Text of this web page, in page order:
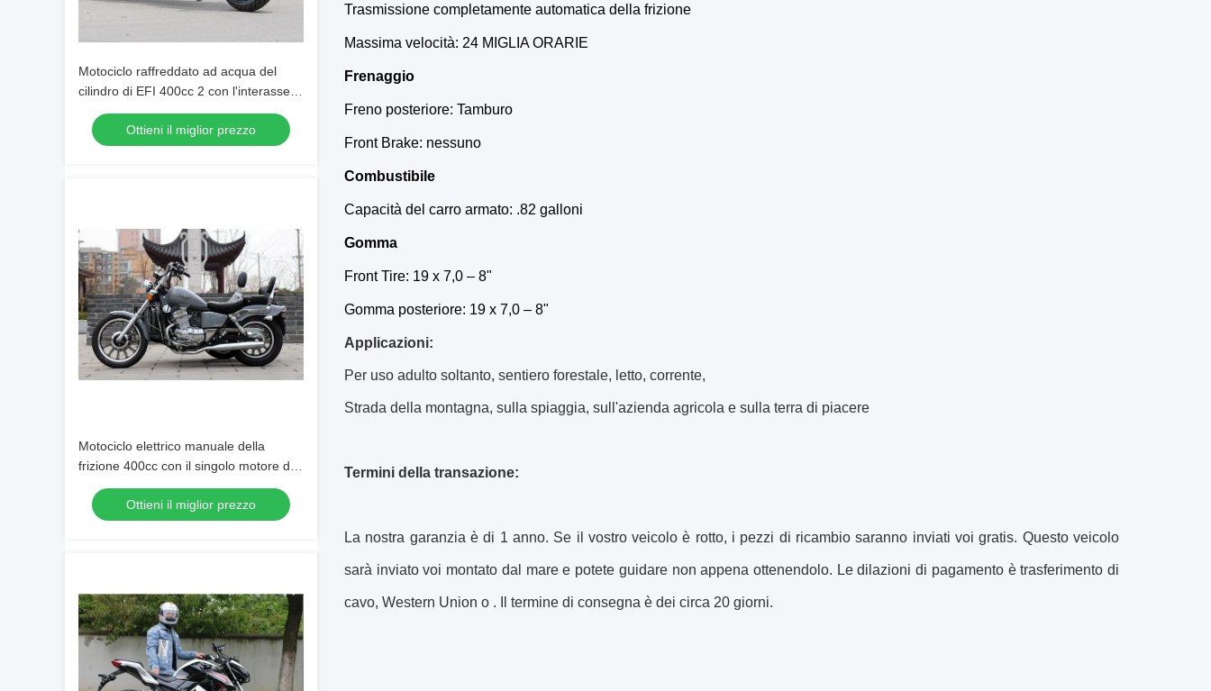
Motociclo raffreddato ad acqua del
cilindro di EFI 400cc 2 con l'interasse di
1430mm
Ottieni il miglior prezzo
Motociclo elettrico manuale della
frizione 400cc con il singolo motore del
cilindro del sidecar
Ottieni il miglior prezzo
Trasmissione completamente automatica della frizione
Massima velocità: 24 MIGLIA ORARIE
Frenaggio
Freno posteriore: Tamburo
Front Brake: nessuno
Combustibile
Capacità del carro armato: .82 galloni
Gomma
Front Tire: 19 x 7,0 – 8"
Gomma posteriore: 19 x 7,0 – 8"
Applicazioni:
Per uso adulto soltanto, sentiero forestale, letto, corrente,
Strada della montagna, sulla spiaggia, sull'azienda agricola e sulla terra di piacere
Termini della transazione:
La nostra garanzia è di 1 anno. Se il vostro veicolo è rotto, i pezzi di ricambio saranno inviati voi gratis. Questo veicolo
sarà inviato voi montato dal mare e potete guidare non appena ottenendolo. Le dilazioni di pagamento è trasferimento di
cavo, Western Union o . Il termine di consegna è dei circa 20 giorni.